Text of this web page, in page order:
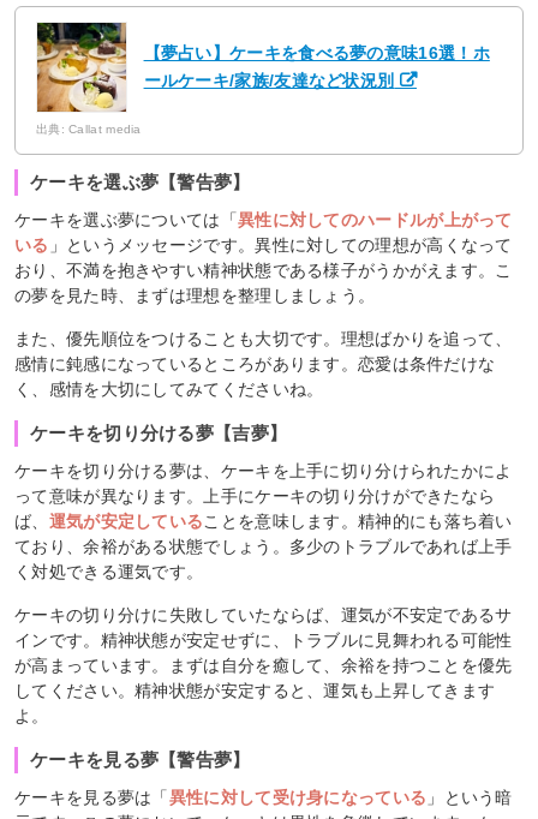
【夢占い】ケーキを食べる夢の意味16選！ホ
ールケーキ/家族/友達など状況別
出典: Callat media
ケーキを選ぶ夢【警告夢】
ケーキを選ぶ夢については「異性に対してのハードルが上がって
いる 」というメッセージです。異性に対しての理想が高くなって
おり、不満を抱きやすい精神状態である様子がうかがえます。こ
の夢を見た時、まずは理想を整理しましょう。
また、優先順位をつけることも大切です。理想ばかりを追って、
感情に鈍感になっているところがあります。恋愛は条件だけな
く、感情を大切にしてみてくださいね。
ケーキを切り分ける夢【吉夢】
ケーキを切り分ける夢は、ケーキを上手に切り分けられたかによ
って意味が異なります。上手にケーキの切り分けができたなら
ば、 運気が安定していることを意味します。精神的にも落ち着い
ており、余裕がある状態でしょう。多少のトラブルであれば上手
く対処できる運気です。
ケーキの切り分けに失敗していたならば、運気が不安定であるサ
インです。精神状態が安定せずに、トラブルに見舞われる可能性
が高まっています。まずは自分を癒して、余裕を持つことを優先
してください。精神状態が安定すると、運気も上昇してきます
よ。
ケーキを見る夢【警告夢】
ケーキを見る夢は「異性に対して受け身になっている 」という暗